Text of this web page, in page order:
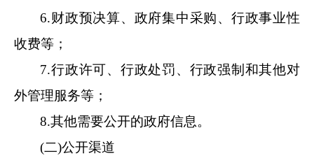
6.财政预决算、政府集中采购、行政事业性
收费等 ；
7.行政许可、行政处罚、行政强制和其他对
外管理服务等；
8.其他需要公开的政府信息。
(二)公开渠道